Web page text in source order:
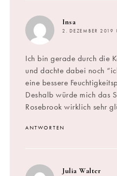
Insa
2. DEZEMBER 2019
Ich bin gerade durch die
und dachte dabei noch
eine bessere
Deshalb würde mich das
Rosebrook wirklich sehr
ANTWORTEN
Julia Walter